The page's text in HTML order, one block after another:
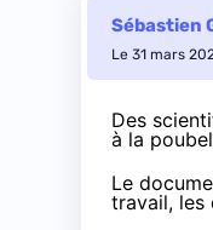
Sébastien
Le 31 mars
Des
à la
Le
travail, les